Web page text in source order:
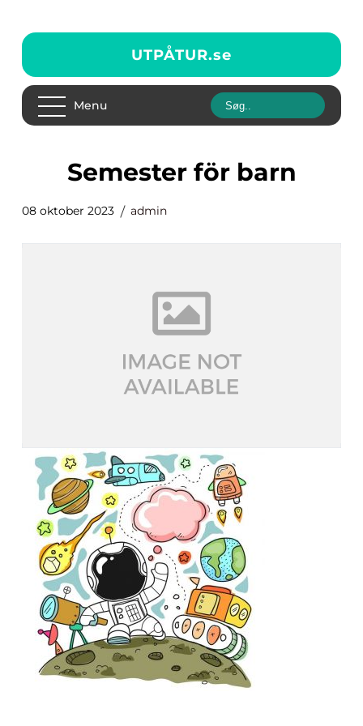
UTPÅTUR.se
Menu
semester för barn
08 oktober 2023 admin